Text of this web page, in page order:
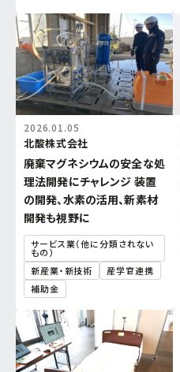
2026.01.05
北酸株式会社
廃棄マグネシウムの安全な処
理法開発にチャレンジ 装置
の開発、水素の活用、新素材
開発も視野に
サービス業（他に分類されない
もの）
新産業・新技術
産学官連携
補助金